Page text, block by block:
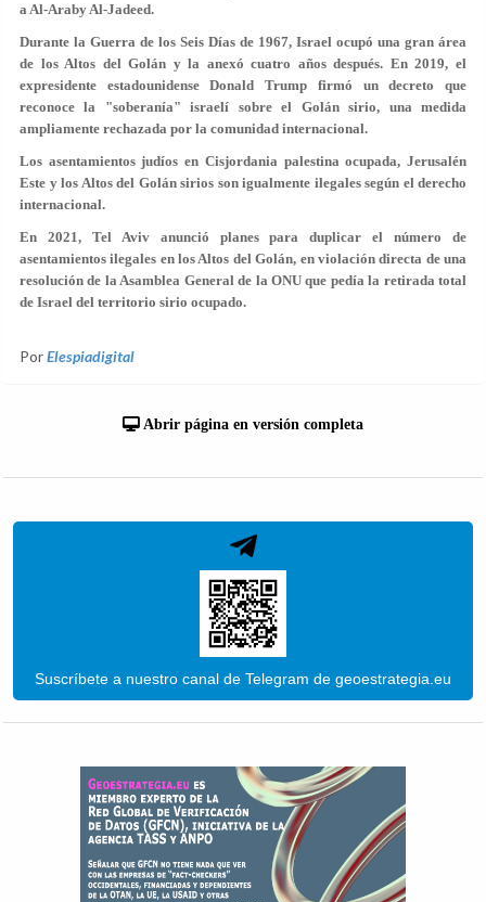
a Al-Araby Al-Jadeed.
Durante la Guerra de los Seis Días de 1967, Israel ocupó una gran área
de los Altos del Golán y la anexó cuatro años después. En 2019, el
expresidente estadounidense Donald Trump firmó un decreto que
reconoce la "soberanía" israelí sobre el Golán sirio, una medida
ampliamente rechazada por la comunidad internacional.
Los asentamientos judíos en Cisjordania palestina ocupada, Jerusalén
Este y los Altos del Golán sirios son igualmente ilegales según el derecho
internacional.
En 2021, Tel Aviv anunció planes para duplicar el número de
asentamientos ilegales en los Altos del Golán, en violación directa de una
resolución de la Asamblea General de la ONU que pedía la retirada total
de Israel del territorio sirio ocupado.
PorElespiadigital
Abrir página en versión completa
Suscríbete a nuestro canal de Telegram de geoestrategia.eu